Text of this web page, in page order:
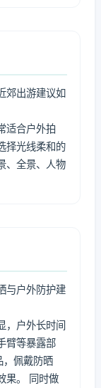
郊出游建议如
适合户外拍
择光线柔和的
、全景、人物
与户外防护建
，户外长时间
臂等暴露部
，佩戴防晒
果。 同时做